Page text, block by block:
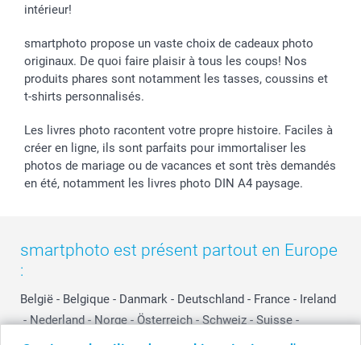
intérieur!
smartphoto propose un vaste choix de cadeaux photo
originaux. De quoi faire plaisir à tous les coups! Nos
produits phares sont notamment les tasses, coussins et
t-shirts personnalisés.
Les livres photo racontent votre propre histoire. Faciles à
créer en ligne, ils sont parfaits pour immortaliser les
photos de mariage ou de vacances et sont très demandés
en été, notamment les livres photo DIN A4 paysage.
smartphoto est présent partout en Europe
:
België - Belgique - Danmark - Deutschland - France - Ireland
- Nederland - Norge - Österreich - Schweiz - Suisse -
Switzerland
Suomi Sverige United Kingdom